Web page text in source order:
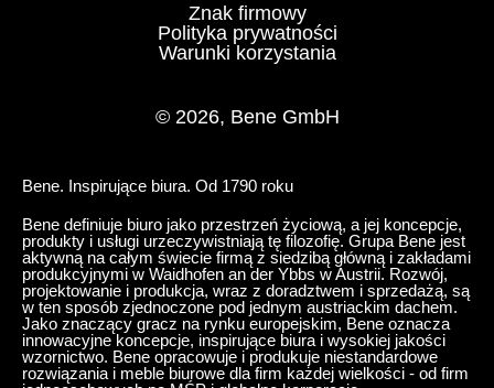
© 2026, Bene GmbH
Znak firmowy
Polityka prywatności
Warunki korzystania
Bene. Inspirujące biura. Od 1790 roku
Bene definiuje biuro jako przestrzeń życiową, a jej koncepcje,
produkty i usługi urzeczywistniają tę filozofię. Grupa Bene jest
aktywną na całym świecie firmą z siedzibą główną i zakładami
produkcyjnymi w Waidhofen an der Ybbs w Austrii. Rozwój,
projektowanie i produkcja, wraz z doradztwem i sprzedażą, są
w ten sposób zjednoczone pod jednym austriackim dachem.
Jako znaczący gracz na rynku europejskim, Bene oznacza
innowacyjne koncepcje, inspirujące biura i wysokiej jakości
wzornictwo. Bene opracowuje i produkuje niestandardowe
rozwiązania i meble biurowe dla firm każdej wielkości - od firm